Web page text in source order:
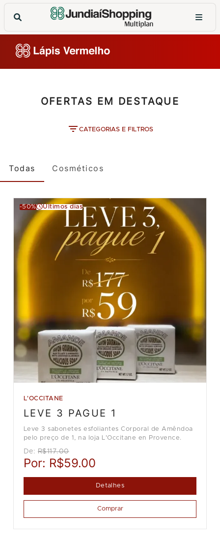
OFERTAS EM DESTAQUE
CATEGORIAS E FILTROS
Todas Cosméticos
-50% Últimos dias
L'OCCITANE
LEVE 3 PAGUE 1
Leve 3 sabonetes esfoliantes Corporal de Amêndoa
pelo preço de 1, na loja L'Occitane en Provence.
De: R$117.00
Por: R$59.00
Detalhes
Comprar